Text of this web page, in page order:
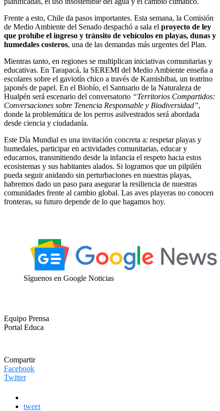
Frente a esto, Chile da pasos importantes. Esta semana, la Comisión
de Medio Ambiente del Senado despachó a sala el proyecto de ley
que prohíbe el ingreso y tránsito de vehículos en playas, dunas y
humedales costeros, una de las demandas más urgentes del Plan.
Mientras tanto, en regiones se multiplican iniciativas comunitarias y
educativas. En Tarapacá, la SEREMI del Medio Ambiente enseña a
escolares sobre el gaviotín chico a través de Kamishibai, un teatrino
japonés de papel. En el Biobío, el Santuario de la Naturaleza de
Hualpén será escenario del conversatorio “Territorios Compartidos:
Conversaciones sobre Tenencia Responsable y Biodiversidad”,
donde la problemática de los perros asilvestrados será abordada
desde ciencia y ciudadanía.
Este Día Mundial es una invitación concreta a: respetar playas y
humedales, participar en actividades comunitarias, educar y
educarnos, transmitiendo desde la infancia el respeto hacia estos
ecosistemas y sus habitantes alados. Si logramos que un pilpilén
pueda seguir anidando sin perturbaciones en nuestras playas,
habremos dado un paso para asegurar la resiliencia de nuestras
comunidades frente al cambio global. Las aves playeras no conocen
fronteras, su futuro depende de lo que hagamos hoy.
Síguenos en Google Noticias
Equipo Prensa
Portal Educa
Compartir
Facebook
Twitter
tweet